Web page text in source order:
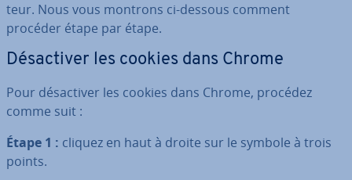
teur. Nous vous montrons ci-dessous comment
procéder étape par étape.
Dé­sac­ti­ver les cookies dans Chrome
Pour dé­sac­ti­ver les cookies dans Chrome, procédez
comme suit :
Étape 1 : cliquez en haut à droite sur le symbole à trois
points.